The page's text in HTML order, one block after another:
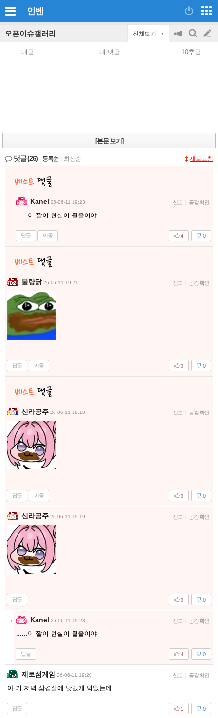
인벤
오픈이슈갤러리 전체보기
공
지
on/off
검
색
글
쓰
내글 내 댓글 10추글
[본문 보기]
댓글(26) 등록순 최신순 새로고침
Kanel 26-06-11 19:23 신고 | 공감 확인
......이 짤이 현실이 될줄이야
답글 이동 0
4
불량닭 26-06-11 19:21 신고 | 공감 확인
답글 이동 0
3
신라공주 26-06-11 19:19 신고 | 공감 확인
답글 이동 0
3
신라공주 26-06-11 19:19 신고 | 공감 확인
답글 0
3
Kanel 26-06-11 19:23 신고 | 공감 확인
......이 짤이 현실이 될줄이야
답글 0
4
제로섬게임 26-06-11 19:20 신고 | 공감 확인
아 거 저녁 삼겹살에 맛있게 먹었는데..
답글 0
1